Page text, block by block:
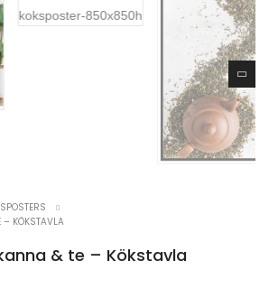
– KÖKSTAVLA
& te – Kökstavla